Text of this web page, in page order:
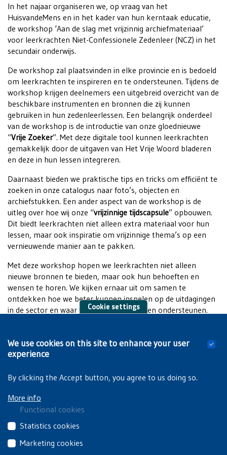
In het najaar organiseren we, op vraag van het
HuisvandeMens en in het kader van hun kerntaak educatie,
de workshop ‘Aan de slag met vrijzinnig archiefmateriaal’
voor leerkrachten Niet-Confessionele Zedenleer (NCZ) in het
secundair onderwijs.
De workshop zal plaatsvinden in elke provincie en is bedoeld
om leerkrachten te inspireren en te ondersteunen. Tijdens de
workshop krijgen deelnemers een uitgebreid overzicht van de
beschikbare instrumenten en bronnen die zij kunnen
gebruiken in hun zedenleerlessen. Een belangrijk onderdeel
van de workshop is de introductie van onze gloednieuwe
“Vrije Zoeker”. Met deze digitale tool kunnen leerkrachten
gemakkelijk door de uitgaven van Het Vrije Woord bladeren
en deze in hun lessen integreren.
Daarnaast bieden we praktische tips en tricks om efficiënt te
zoeken in onze catalogus naar foto’s, objecten en
archiefstukken. Een ander aspect van de workshop is de
uitleg over hoe wij onze “vrijzinnige tijdscapsule” opbouwen.
Dit biedt leerkrachten niet alleen extra materiaal voor hun
lessen, maar ook inspiratie om vrijzinnige thema’s op een
vernieuwende manier aan te pakken.
Met deze workshop hopen we leerkrachten niet alleen
nieuwe bronnen te bieden, maar ook hun behoeften en
wensen te horen. We kijken ernaar uit om samen te
ontdekken hoe we beter kunnen inspelen op de uitdagingen
in de sector en waar we hen verder kunnen ondersteunen.
Zedenleer, een brief aan vrijzinnig pionier Luc Devuyst, uit
het HVV-archief.
Cookie settings
We use cookies on this site to enhance your user
experience
By clicking the Accept button, you agree to us doing so.
More info
Functional cookies
These
are
Statistics cookies
TheseMarketing cookies